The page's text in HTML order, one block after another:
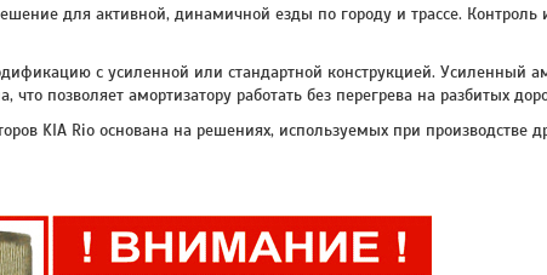
для активной, динамичной езды по городу и трассе.
с усиленной или стандартной конструкцией. Усиленный
что позволяет амортизатору работать без перегрева на разбитых
KIA Rio основана на решениях, используемых при производстве